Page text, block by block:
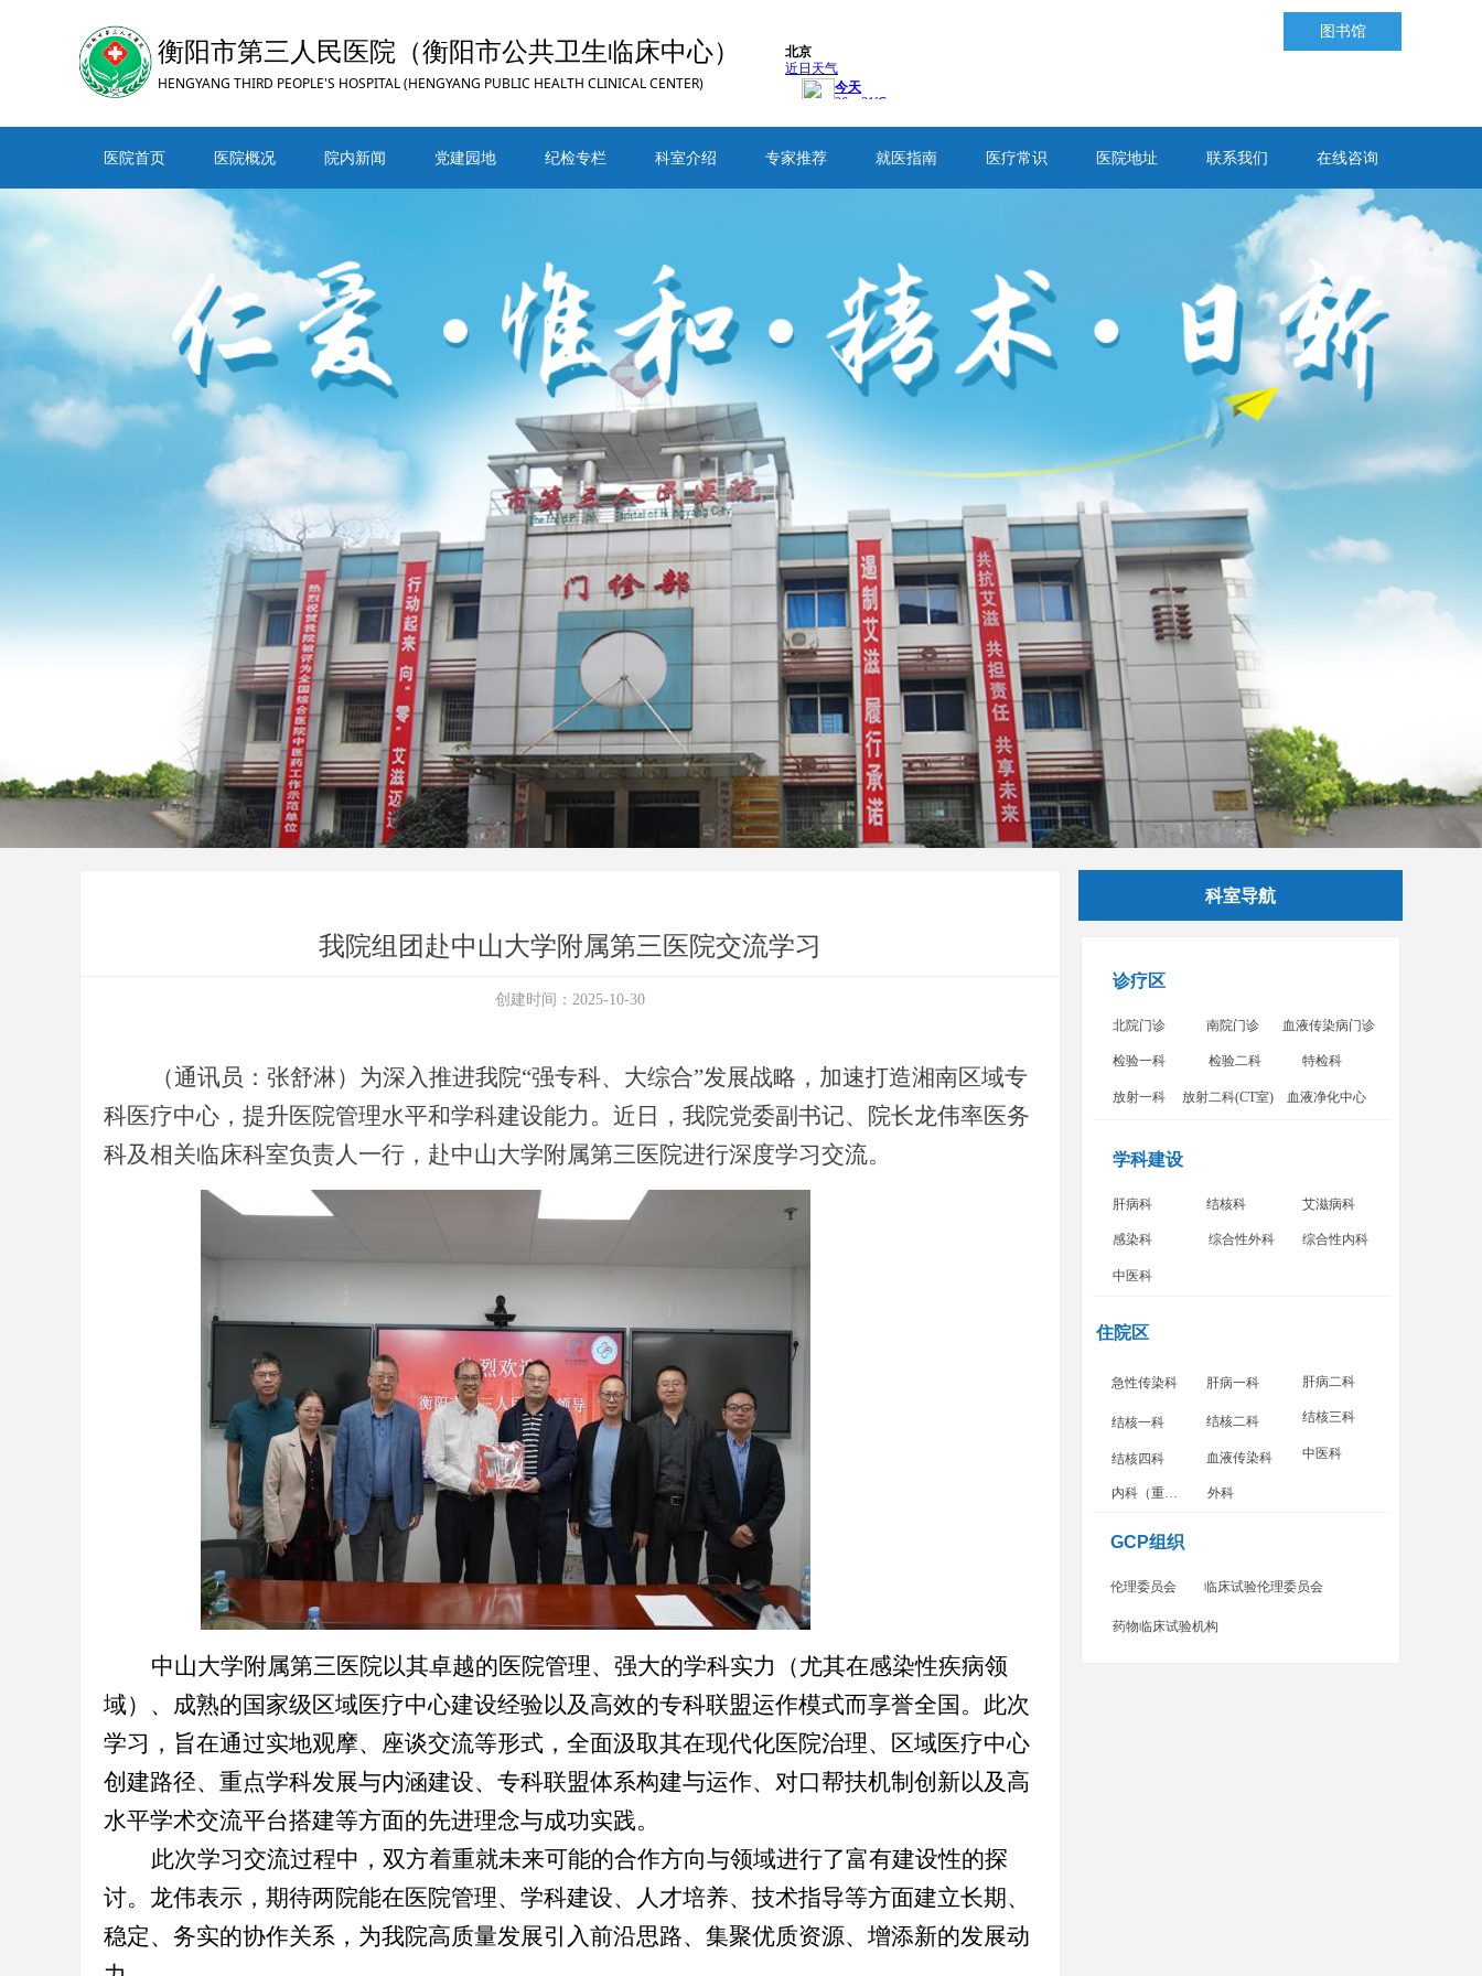
图书馆
医院首页 医院概况 院内新闻 党建园地 纪检专栏 科室介绍 专家推荐 就医指南 医疗常识 医院地址 联系我们 在线咨询
衡阳市第三人民医院（衡阳市公共卫生临床中心）
HENGYANG THIRD PEOPLE'S HOSPITAL (HENGYANG PUBLIC HEALTH CLINICAL CENTER)
我院组团赴中山大学附属第三医院交流学习
创建时间： 2025-10-30
（通讯员：张舒淋） 为深入推进我院“强专科、大综合”发展战略，加速打造湘南区域专
科医疗中心，提升医院管理水平和学科建设能力 。 近日，我院党委副书记、 院长龙伟率医务
科及相关临床科室负责人一行 ，赴中山大学附属第三医院进行深度学习交流。
中山大学附属第三医院以其卓越的医院管理、强大的学科实力（尤其在感染性疾病领
域）、成熟的国家级区域医疗中心建设经验以及高效的专科联盟运作模式而享誉全国。此次
学习，旨在通过实地观摩、座谈交流等形式，全面汲取其在现代化医院治理、区域医疗中心
创建路径、重点学科发展与内涵建设、专科联盟体系构建与运作、对口帮扶机制创新以及高
水平学术交流平台搭建等方面的先进理念与成功实践。
此次学习交流过程中 ， 双方着重就未来可能的合作方向与领域进行了富有建设性的探
讨。 龙伟表示，期待两院能在医院管理、学科建设、人才培养、技术指导等方面建立长期、
稳定、 务实的协作关系，为我院高质量发展引入前沿思路、 集聚优质资源、增添新的发展动
科室导航
北院门诊
诊疗区
南院门诊 血液传染病门诊
检验一科 检验二科 特检科
放射一科 放射二科(CT室) 血液净化中心
肝病科
学科建设
结核科 艾滋病科
感染科 综合性外科 综合性内科
中医科
住院区
肝病一科 肝病二科
结核一科 结核二科 结核三科
结核四科 血液传染科 中医科
内科（重症监护病房） 外科
伦理委员会
GCP组织
临床试验伦理委员会
药物临床试验机构
急性传染科